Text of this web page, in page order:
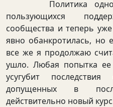
Политика
пользующихся
сообщества и теперь
явно обанкротилась, но
все же я продолжаю
ушло. Любая попытка ее
усугубит последствия
допущенных в
действительно новый